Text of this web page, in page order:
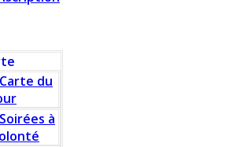
Carte du
Soirées à